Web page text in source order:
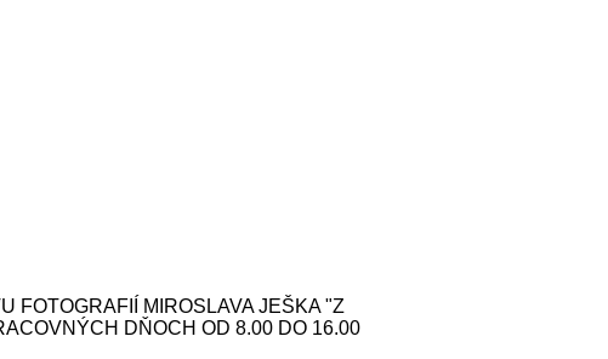
FOTOGRAFIÍ MIROSLAVA JEŠKA "Z
DŇOCH OD 8.00 DO 16.00